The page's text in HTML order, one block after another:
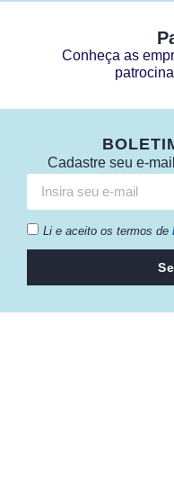
Conheça as
Cadastre seu e-
Li e aceito os termos de